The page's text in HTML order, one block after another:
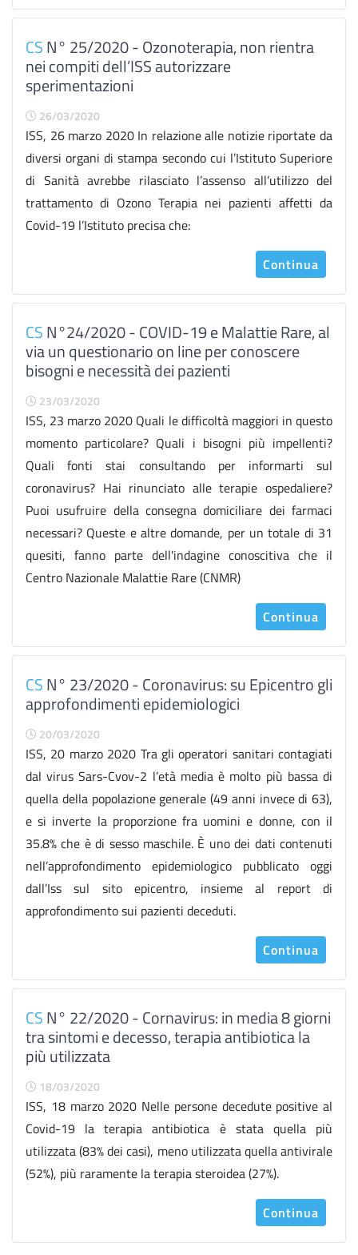
CSN° 25/2020 - Ozonoterapia, non rientra
nei compiti dell’ISS autorizzare
sperimentazioni
26/03/2020
ISS, 26 marzo 2020 In relazione alle notizie riportate da
diversi organi di stampa secondo cui l’Istituto Superiore
di Sanità avrebbe rilasciato l’assenso all’utilizzo del
trattamento di Ozono Terapia nei pazienti affetti da
Covid-19 l’Istituto precisa che:
Continua
CSN°24/2020 - COVID-19 e Malattie Rare, al
via un questionario on line per conoscere
bisogni e necessità dei pazienti
23/03/2020
ISS, 23 marzo 2020 Quali le difficoltà maggiori in questo
momento particolare? Quali i bisogni più impellenti?
Quali fonti stai consultando per informarti sul
coronavirus? Hai rinunciato alle terapie ospedaliere?
Puoi usufruire della consegna domiciliare dei farmaci
necessari? Queste e altre domande, per un totale di 31
quesiti, fanno parte dell'indagine conoscitiva che il
Centro Nazionale Malattie Rare (CNMR)
Continua
CSN° 23/2020 - Coronavirus: su Epicentro gli
approfondimenti epidemiologici
20/03/2020
ISS, 20 marzo 2020 Tra gli operatori sanitari contagiati
dal virus Sars-Cvov-2 l’età media è molto più bassa di
quella della popolazione generale (49 anni invece di 63),
e si inverte la proporzione fra uomini e donne, con il
35.8% che è di sesso maschile. È uno dei dati contenuti
nell’approfondimento epidemiologico pubblicato oggi
dall’Iss sul sito epicentro, insieme al report di
approfondimento sui pazienti deceduti.
Continua
CSN° 22/2020 - Cornavirus: in media 8 giorni
tra sintomi e decesso, terapia antibiotica la
più utilizzata
18/03/2020
ISS, 18 marzo 2020 Nelle persone decedute positive al
Covid-19 la terapia antibiotica è stata quella più
utilizzata (83% dei casi), meno utilizzata quella antivirale
(52%), più raramente la terapia steroidea (27%).
Continua